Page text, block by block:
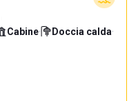
Cabine· Doccia calda·